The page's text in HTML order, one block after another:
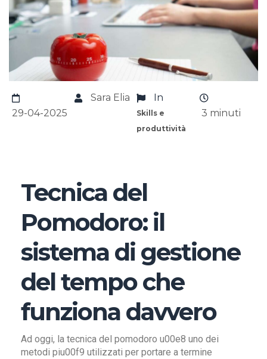
29-04-2025
Sara Elia In
Skills e
produttività
3 minuti
Tecnica del
Pomodoro: il
sistema di gestione
del tempo che
funziona davvero
Ad oggi, la tecnica del pomodoro u00e8 uno dei
metodi piu00f9 utilizzati per portare a termine